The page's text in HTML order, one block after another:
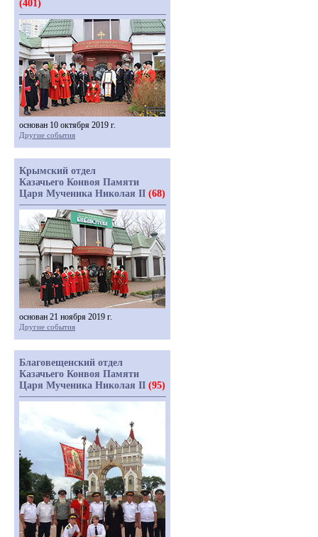
(401)
основан 10 октября 2019 г.
Другие события
Крымский отдел
Казачьего Конвоя Памяти
Царя Мученика Николая II (68)
основан 21 ноября 2019 г.
Другие события
Благовещенский отдел
Казачьего Конвоя Памяти
Царя Мученика Николая II (95)